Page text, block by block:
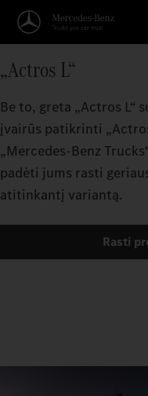
„Actros L“
Be to, greta „Actros L“
įvairūs patikrinti
„Mercedes‑Benz
padėti jums rasti
atitinkantį variantą.
Rasti